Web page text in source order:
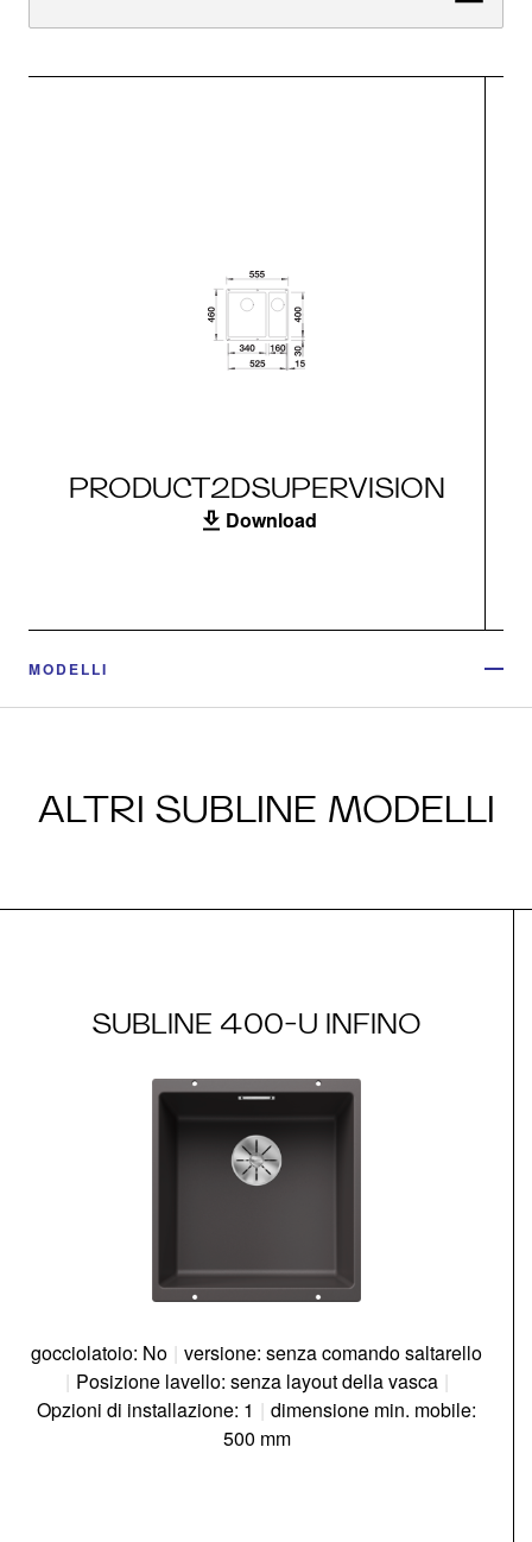
PRODUCT2DSUPERVISION
Download
MODELLI
ALTRI SUBLINE MODELLI
SUBLINE 400-U INFINO
gocciolatoio: No | versione: senza comando saltarello
| Posizione lavello: senza layout della vasca |
Opzioni di installazione: 1 | dimensione min. mobile:
500 mm